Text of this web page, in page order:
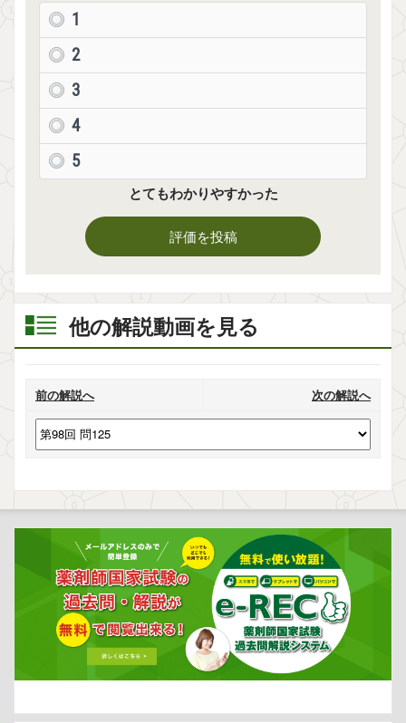
1
2
3
4
5
とてもわかりやすかった
評価を投稿
他の解説動画を見る
前の解説へ 次の解説へ